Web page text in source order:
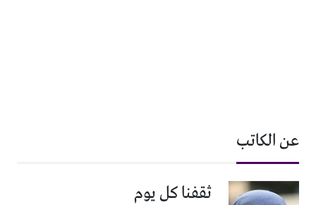
عن الكاتب
ثقفنا كل يوم